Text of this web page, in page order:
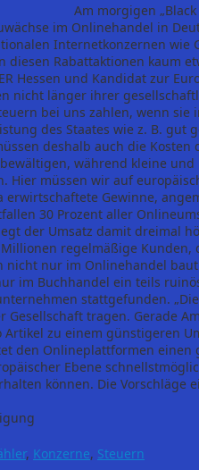
Am morgigen
im Onlinehandel in
Internetkonzernen wie
diesen Rabattaktionen kaum
Hessen und Kandidat zur
nicht länger ihrer
bei uns zahlen, wenn sie
des Staates wie z. B. gut
deshalb auch die Kosten
während kleine
Hier müssen wir auf
Gewinne,
30 Prozent aller
der Umsatz damit dreimal
regelmäßige
nicht nur im Onlinehandel
im Buchhandel ein teils
stattgefunden.
Gesellschaft tragen. Gerade
zu einem günstigeren
den Onlineplattformen
Ebene
können. Die
, Konzerne, Steuern